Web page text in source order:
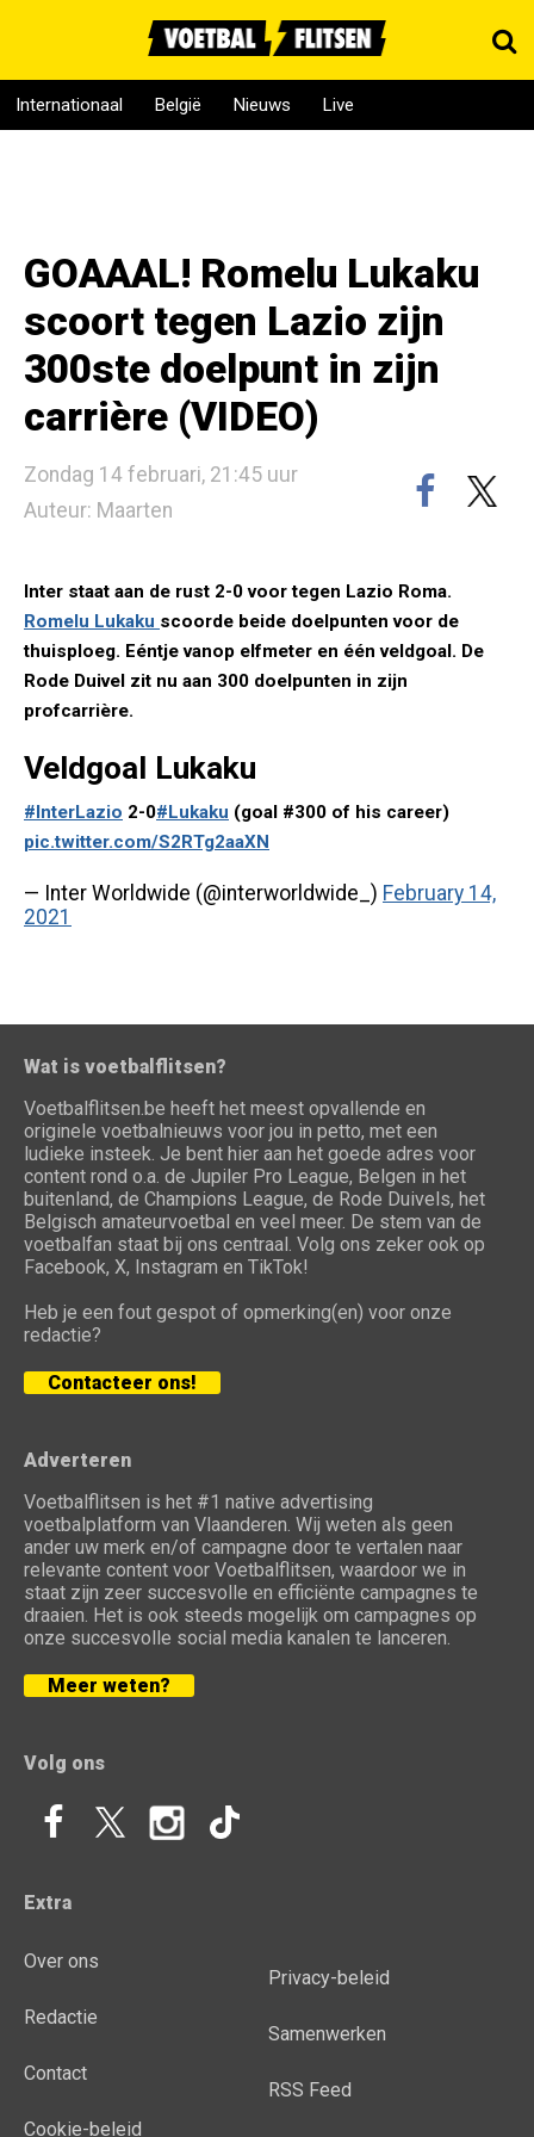
Internationaal België Nieuws Live
GOAAAL! Romelu Lukaku
scoort tegen Lazio zijn
300ste doelpunt in zijn
carrière (VIDEO)
Zondag 14 februari, 21:45 uur
Auteur: Maarten
Inter staat aan de rust 2-0 voor tegen Lazio Roma.
Romelu Lukaku scoorde beide doelpunten voor de
thuisploeg. Eéntje vanop elfmeter en één veldgoal. De
Rode Duivel zit nu aan 300 doelpunten in zijn
profcarrière.
Veldgoal Lukaku
#InterLazio 2-0#Lukaku (goal #300 of his career)
pic.twitter.com/S2RTg2aaXN
— Inter Worldwide (@interworldwide_) February 14,
2021
Wat is voetbalflitsen?
Voetbalflitsen.be heeft het meest opvallende en
originele voetbalnieuws voor jou in petto, met een
ludieke insteek. Je bent hier aan het goede adres voor
content rond o.a. de Jupiler Pro League, Belgen in het
buitenland, de Champions League, de Rode Duivels, het
Belgisch amateurvoetbal en veel meer. De stem van de
voetbalfan staat bij ons centraal. Volg ons zeker ook op
Facebook, X, Instagram en TikTok!
Heb je een fout gespot of opmerking(en) voor onze
redactie?
Contacteer ons!
Adverteren
Voetbalflitsen is het #1 native advertising
voetbalplatform van Vlaanderen. Wij weten als geen
ander uw merk en/of campagne door te vertalen naar
relevante content voor Voetbalflitsen, waardoor we in
staat zijn zeer succesvolle en efficiënte campagnes te
draaien. Het is ook steeds mogelijk om campagnes op
onze succesvolle social media kanalen te lanceren.
Meer weten?
Volg ons
Extra
Over ons
Redactie
Contact
Cookie-beleid
Privacy-beleid
Samenwerken
RSS Feed